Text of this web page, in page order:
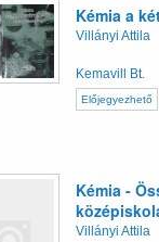
Kémia a
Villányi Attila
Kemavill Bt.
Előjegyezhető
Kémia -
Villányi Attila